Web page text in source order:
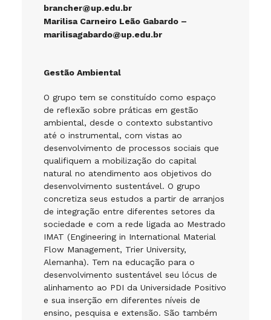
brancher@up.edu.br
Marilisa Carneiro Leão Gabardo –
marilisagabardo@up.edu.br
Gestão Ambiental
O grupo tem se constituído como espaço
de reflexão sobre práticas em gestão
ambiental, desde o contexto substantivo
até o instrumental, com vistas ao
desenvolvimento de processos sociais que
qualifiquem a mobilização do capital
natural no atendimento aos objetivos do
desenvolvimento sustentável. O grupo
concretiza seus estudos a partir de arranjos
de integração entre diferentes setores da
sociedade e com a rede ligada ao Mestrado
IMAT (Engineering in International Material
Flow Management, Trier University,
Alemanha). Tem na educação para o
desenvolvimento sustentável seu lócus de
alinhamento ao PDI da Universidade Positivo
e sua inserção em diferentes níveis de
ensino, pesquisa e extensão. São também